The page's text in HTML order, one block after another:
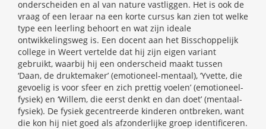
onderscheiden en al van nature vastliggen. Het is ook de
vraag of een leraar na een korte cursus kan zien tot welke
type een leerling behoort en wat zijn ideale
ontwikkelingsweg is. Een docent aan het Bisschoppelijk
college in Weert vertelde dat hij zijn eigen variant
gebruikt, waarbij hij een onderscheid maakt tussen
‘Daan, de druktemaker’ (emotioneel-mentaal), ‘Yvette, die
gevoelig is voor sfeer en zich prettig voelen’ (emotioneel-
fysiek) en ‘Willem, die eerst denkt en dan doet’ (mentaal-
fysiek). De fysiek gecentreerde kinderen ontbreken, want
die kon hij niet goed als afzonderlijke groep identificeren.